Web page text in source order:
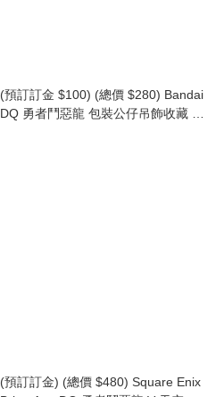
(預訂訂金 $100) (總價 $280) Bandai
DQ 勇者鬥惡龍 包裝公仔吊飾收藏 &
(預訂訂金) (總價 $480) Square Enix